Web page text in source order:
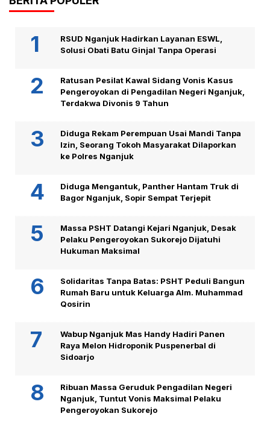
RSUD Nganjuk Hadirkan Layanan ESWL,
Solusi Obati Batu Ginjal Tanpa Operasi
Ratusan Pesilat Kawal Sidang Vonis Kasus
Pengeroyokan di Pengadilan Negeri Nganjuk,
Terdakwa Divonis 9 Tahun
Diduga Rekam Perempuan Usai Mandi Tanpa
Izin, Seorang Tokoh Masyarakat Dilaporkan
ke Polres Nganjuk
Diduga Mengantuk, Panther Hantam Truk di
Bagor Nganjuk, Sopir Sempat Terjepit
Massa PSHT Datangi Kejari Nganjuk, Desak
Pelaku Pengeroyokan Sukorejo Dijatuhi
Hukuman Maksimal
Solidaritas Tanpa Batas: PSHT Peduli Bangun
Rumah Baru untuk Keluarga Alm. Muhammad
Qosirin
Wabup Nganjuk Mas Handy Hadiri Panen
Raya Melon Hidroponik Puspenerbal di
Sidoarjo
Ribuan Massa Geruduk Pengadilan Negeri
Nganjuk, Tuntut Vonis Maksimal Pelaku
Pengeroyokan Sukorejo